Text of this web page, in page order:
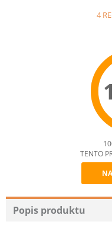
4
TENTO
Popis produktu